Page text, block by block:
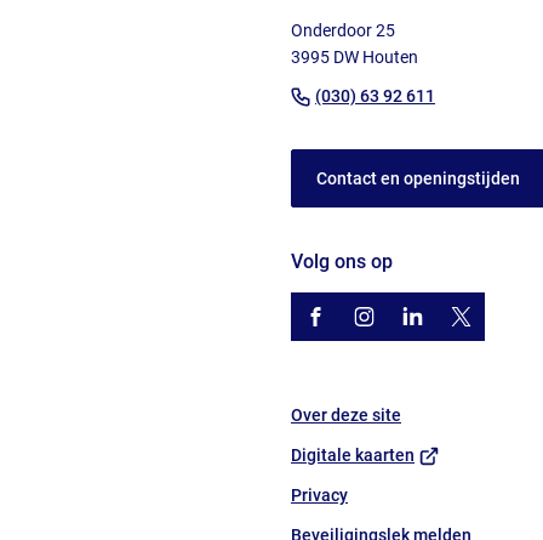
het
van
paginainhoud
Onderdoor 25
3995 DW Houten
(030) 63 92 611
een
Contact en openingstijden
Volg ons op
/gemhouten
(Verwijst
externe
website)
gemhouten
(Verwijst
externe
website)
gemeente-
(Verwijst
website)
(Verwijst
Over deze site
Digitale kaarten (Verwijst
Privacy
Beveiligingslek melden